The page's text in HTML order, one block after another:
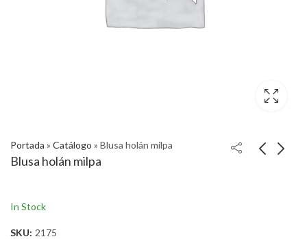
Portada » Catálogo » Blusa holán milpa
Blusa holán milpa
In Stock
SKU: 2175